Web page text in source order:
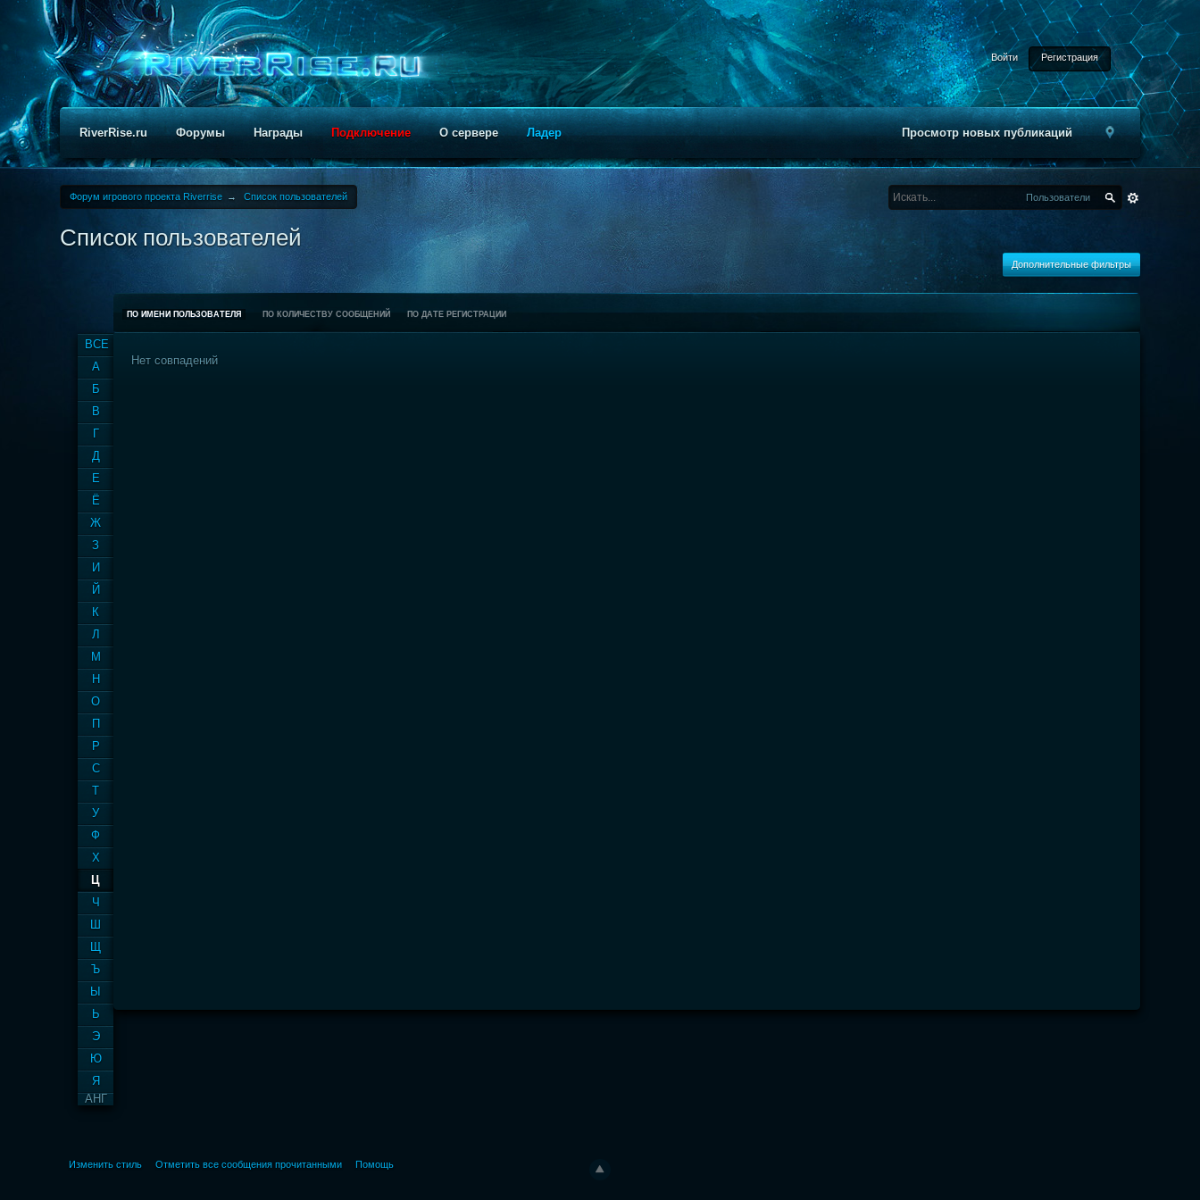
Войти Регистрация
Просмотр новых публикаций
RiverRise.ru Форумы Награды Подключение О сервере Ладер
Форум игрового проекта Riverrise → Список пользователей Пользователи
Список пользователей
Дополнительные фильтры
ВСЕ
А
Б
В
Г
Д
Е
Ё
Ж
З
И
Й
К
Л
М
Н
О
П
Р
С
Т
У
Ф
Х
Ц
Ч
Ш
Щ
Ъ
Ы
Ь
Э
Ю
Я
АНГ
ПО ИМЕНИ ПОЛЬЗОВАТЕЛЯ ПО КОЛИЧЕСТВУ СООБЩЕНИЙ ПО ДАТЕ РЕГИСТРАЦИИ
Нет совпадений
Изменить стиль Отметить все сообщения прочитанными Помощь